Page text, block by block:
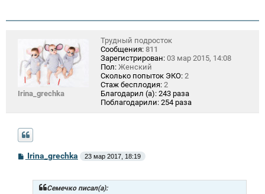
Irina_grechka
Трудный подросток
Сообщения: 811
Зарегистрирован: 03 мар 2015, 14:08
Пол: Женский
Сколько попыток ЭКО: 2
Стаж бесплодия: 2
Благодарил (а): 243 раза
Поблагодарили: 254 раза
С
о
Irina_grechka 23 мар 2017, 18:19
Семечко писал(а):